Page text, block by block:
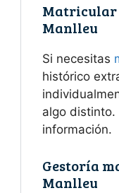
Matricular
Manlleu
Si necesitas
histórico
algo distinto.
información.
Gestoría
Manlleu